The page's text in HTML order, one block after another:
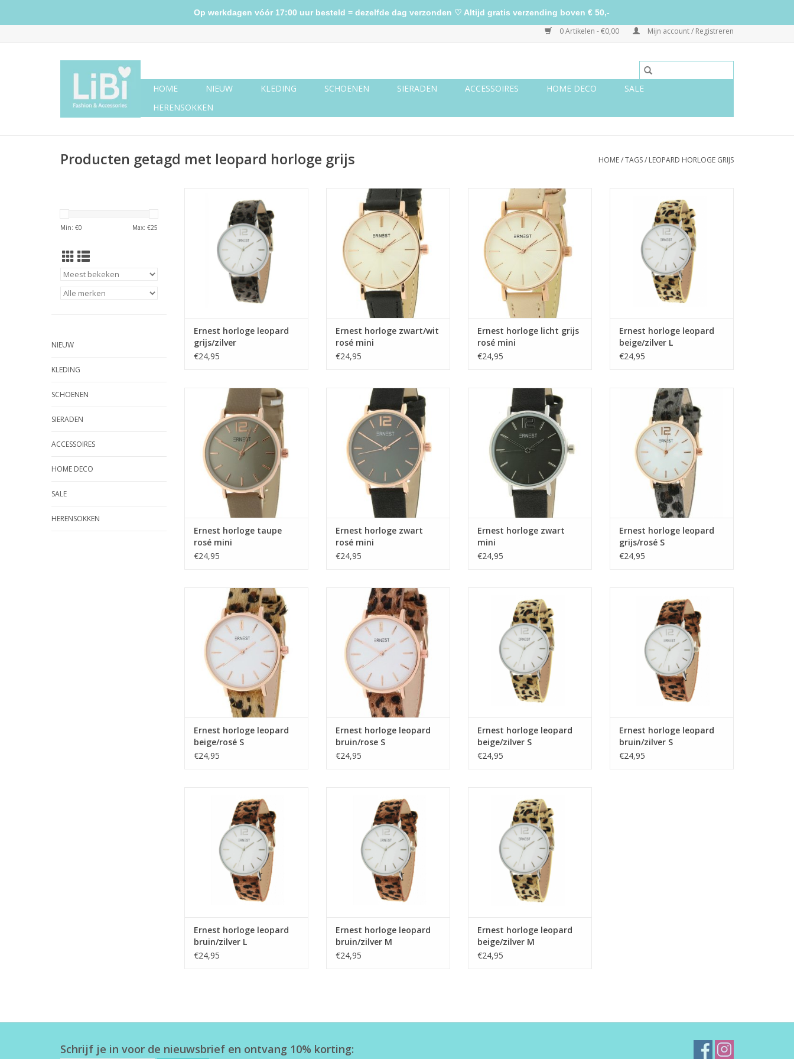
0 Artikelen - €0,00 Mijn account / Registreren
HOME NIEUW KLEDING SCHOENEN SIERADEN ACCESSOIRES HOME DECO
SALE
HERENSOKKEN
Producten getagd met leopard horloge grijs HOME/TAGS/ LEOPARD HORLOGE GRIJS
Min: €0 Max: €25
NIEUW
KLEDING
SCHOENEN
SIERADEN
ACCESSOIRES
HOME DECO
SALE
HERENSOKKEN
grijs/zilver
TOEVOEGEN AAN WINKELWAGEN
Ernest horloge leopard
grijs/zilver
€24,95
Ernest horloge zwart/wit rosé
mini
TOEVOEGEN AAN WINKELWAGEN
Ernest horloge zwart/wit
rosé mini
€24,95
Ernest horloge licht grijs rosé
mini
TOEVOEGEN AAN WINKELWAGEN
Ernest horloge licht grijs
rosé mini
€24,95
beige/zilver L
Ernest horloge leopard
beige/zilver L
€24,95
Ernest horloge taupe rosé mini
TOEVOEGEN AAN WINKELWAGEN
Ernest horloge taupe
rosé mini
€24,95
Ernest horloge zwart rosé mini
TOEVOEGEN AAN WINKELWAGEN
Ernest horloge zwart
rosé mini
€24,95
Ernest horloge zwart mini
Ernest horloge zwart
mini
€24,95
Ernest horloge leopard grijs/rosé
S
TOEVOEGEN AAN WINKELWAGEN
Ernest horloge leopard
grijs/rosé S
€24,95
Ernest horloge leopard
beige/rosé S
TOEVOEGEN AAN WINKELWAGEN
Ernest horloge leopard
beige/rosé S
€24,95
Ernest horloge leopard
bruin/rose S
Ernest horloge leopard
bruin/rose S
€24,95
beige/zilver S
TOEVOEGEN AAN WINKELWAGEN
Ernest horloge leopard
beige/zilver S
€24,95
bruin/zilver S
TOEVOEGEN AAN WINKELWAGEN
Ernest horloge leopard
bruin/zilver S
€24,95
bruin/zilver L
TOEVOEGEN AAN WINKELWAGEN
Ernest horloge leopard
bruin/zilver L
€24,95
bruin/zilver M
TOEVOEGEN AAN WINKELWAGEN
Ernest horloge leopard
bruin/zilver M
€24,95
beige/zilver M
TOEVOEGEN AAN WINKELWAGEN
Ernest horloge leopard
beige/zilver M
€24,95
Schrijf je in voor de nieuwsbrief en ontvang 10% korting:
Op werkdagen vóór 17:00 uur besteld = dezelfde dag verzonden ♡ Altijd gratis verzending boven € 50,-